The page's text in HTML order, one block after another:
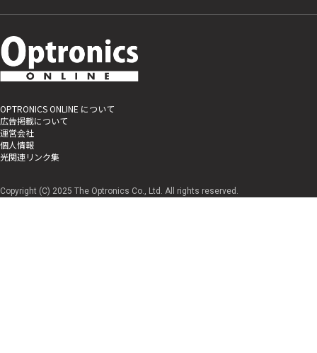
OPTRONICS ONLINE について
広告掲載について
運営会社
個人情報
光関連リンク集
Copyright (C) 2025 The Optronics Co., Ltd. All rights reserved.